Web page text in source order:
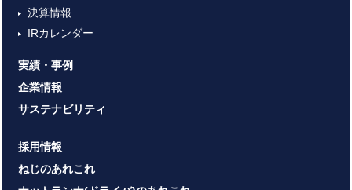
決算情報
IRカレンダー
実績・事例
企業情報
サステナビリティ
採用情報
ねじのあれこれ